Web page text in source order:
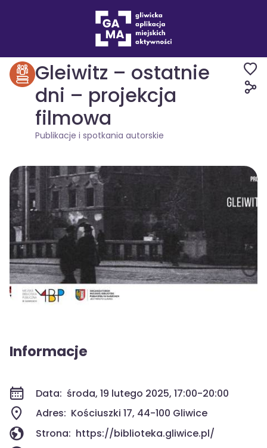
Publikacje i spotkania autorskie
Gleiwitz – ostatnie
dni – projekcja
filmowa
Publikacje i spotkania autorskie
Informacje
Data: środa, 19 lutego 2025, 17:00-20:00
Adres: Kościuszki 17, 44-100 Gliwice
Strona: https://biblioteka.gliwice.pl/